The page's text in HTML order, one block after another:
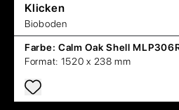
Klicken
Bioboden
Farbe: Calm Oak Shell
Format: 1520 x 238 mm